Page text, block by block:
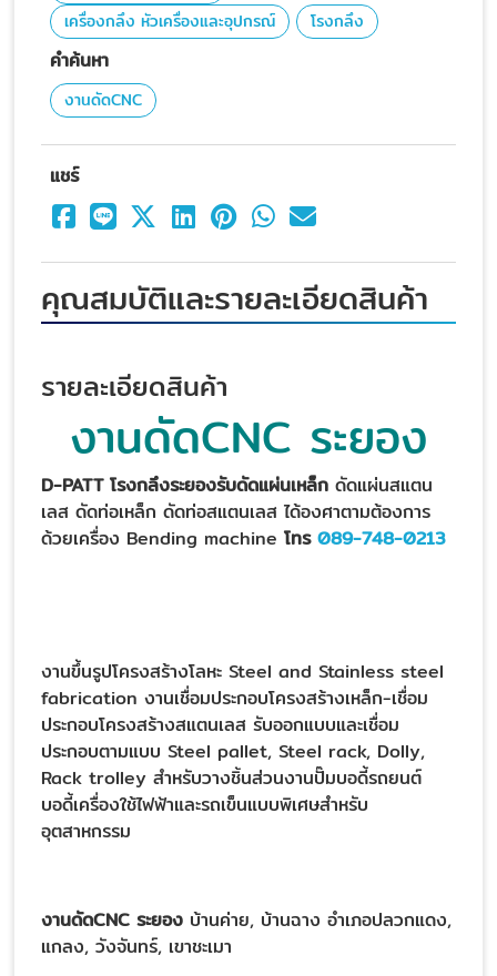
เครื่องกลึง หัวเครื่องและอุปกรณ์
โรงกลึง
คำค้นหา
งานดัดCNC
แชร์
คุณสมบัติและรายละเอียดสินค้า
รายละเอียดสินค้า
งานดัดCNC ระยอง
D-PATT โรงกลึงระยองรับดัดแผ่นเหล็ก ดัดแผ่นสแตน
เลส ดัดท่อเหล็ก ดัดท่อสแตนเลส ได้องศาตามต้องการ
ด้วยเครื่อง Bending machine โทร 089-748-0213
งานขึ้นรูปโครงสร้างโลหะ Steel and Stainless steel
fabrication งานเชื่อมประกอบโครงสร้างเหล็ก-เชื่อม
ประกอบโครงสร้างสแตนเลส รับออกแบบและเชื่อม
ประกอบตามแบบ Steel pallet, Steel rack, Dolly,
Rack trolley สำหรับวางชิ้นส่วนงานปั๊มบอดี้รถยนต์
บอดี้เครื่องใช้ไฟฟ้าและรถเข็นแบบพิเศษสำหรับ
อุตสาหกรรม
งานดัดCNC ระยอง บ้านค่าย, บ้านฉาง อำเภอปลวกแดง,
แกลง, วังจันทร์, เขาชะเมา